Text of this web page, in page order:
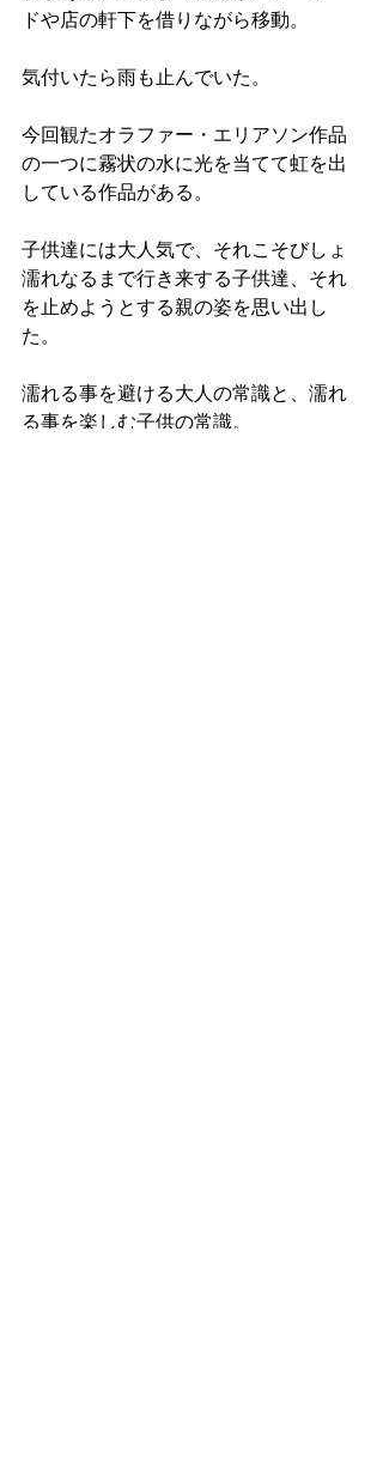
ドや店の軒下を借りながら移動。
気付いたら雨も止んでいた。
今回観たオラファー・エリアソン作品
の一つに霧状の水に光を当てて虹を出
している作品がある。
子供達には大人気で、それこそびしょ
濡れなるまで行き来する子供達、それ
を止めようとする親の姿を思い出し
た。
濡れる事を避ける大人の常識と、濡れ
る事を楽しむ子供の常識。